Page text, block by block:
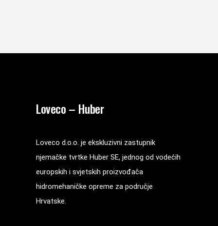
Loveco – Huber
Loveco d.o.o. je ekskluzivni zastupnik
njemačke tvrtke Huber SE, jednog od vodećih
europskih i svjetskih proizvođača
hidromehaničke opreme za područje
Hrvatske.